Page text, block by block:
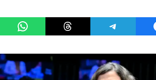
Share on WhatsAppShare on ThreadsShare on